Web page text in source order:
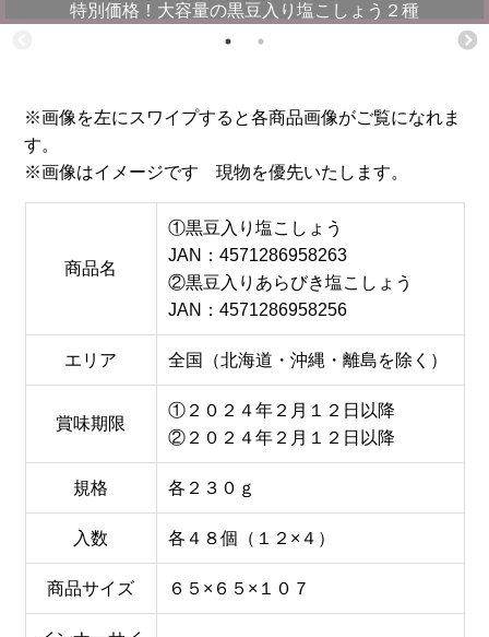
特別価格！大容量の黒豆入り塩こしょう２種
※画像を左にスワイプすると各商品画像がご覧になれま
す。
※画像はイメージです 現物を優先いたします。
商品名
①黒豆入り塩こしょう
JAN：4571286958263
②黒豆入りあらびき塩こしょう
JAN：4571286958256
エリア 全国（北海道・沖縄・離島を除く）
賞味期限
①２０２４年２月１２日以降
②２０２４年２月１２日以降
規格 各２３０ｇ
入数 各４８個（１２×４）
商品サイズ ６５×６５×１０７